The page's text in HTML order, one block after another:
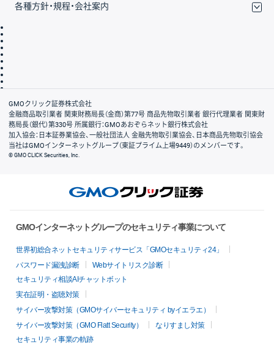
各種方針・規程・会社案内
会社案内
GMOクリック証券株式会社
金融商品取引業者 関東財務局長（金商）第77号 商品先物取引業者 銀行代理業者 関東財
務局長（銀代）第330号 所属銀行：GMOあおぞらネット銀行株式会社
加入協会：日本証券業協会、一般社団法人 金融先物取引業協会、日本商品先物取引協会
当社はGMOインターネットグループ（東証プライム上場9449）のメンバーです。
© GMO CLICK Securities, Inc.
GMOインターネットグループのセキュリティ事業について
世界初総合ネットセキュリティサービス「GMOセキュリティ24」
パスワード漏洩診断
Webサイトリスク診断
セキュリティ相談AIチャットボット
実在証明・盗聴対策
サイバー攻撃対策（GMOサイバーセキュリティ byイエラエ）
サイバー攻撃対策（GMO Flatt Security）
なりすまし対策
セキュリティ事業の軌跡